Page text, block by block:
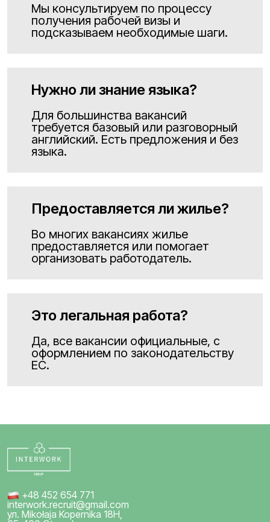
Мы консультируем по процессу
получения рабочей визы и
подсказываем необходимые шаги.
Нужно ли знание языка?
Для большинства вакансий
требуется базовый или разговорный
английский. Есть предложения и без
языка.
Предоставляется ли жилье?
Во многих вакансиях жилье
предоставляется или помогает
организовать работодатель.
Это легальная работа?
Да, все вакансии официальные, с
оформлением по законодательству
ЕС.
+48 452 654 771
interwork.recruit@gmail.com
ул. Mikołaja Kopernika 18H,